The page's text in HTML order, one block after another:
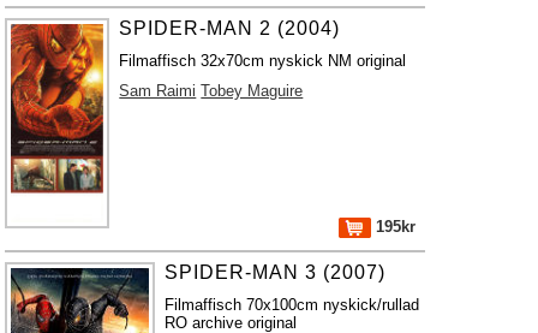
SPIDER-MAN 2 (2004)
Filmaffisch 32x70cm nyskick NM original
Sam Raimi Tobey Maguire
195kr
SPIDER-MAN 3 (2007)
Filmaffisch 70x100cm nyskick/rullad
RO archive original